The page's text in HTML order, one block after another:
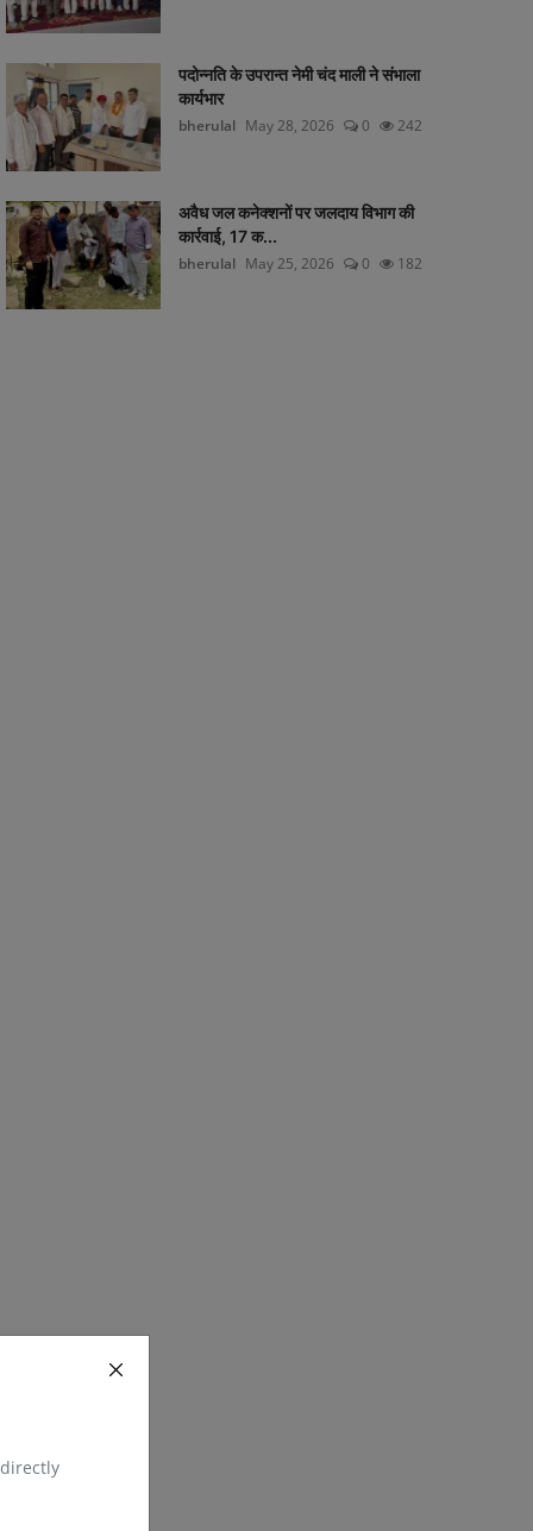
पदोन्नति के उपरान्त नेमी चंद माली ने संभाला
कार्यभार
bherulal May 28, 2026 0 242
अवैध जल कनेक्शनों पर जलदाय विभाग की
कार्रवाई, 17 क...
bherulal May 25, 2026 0 182